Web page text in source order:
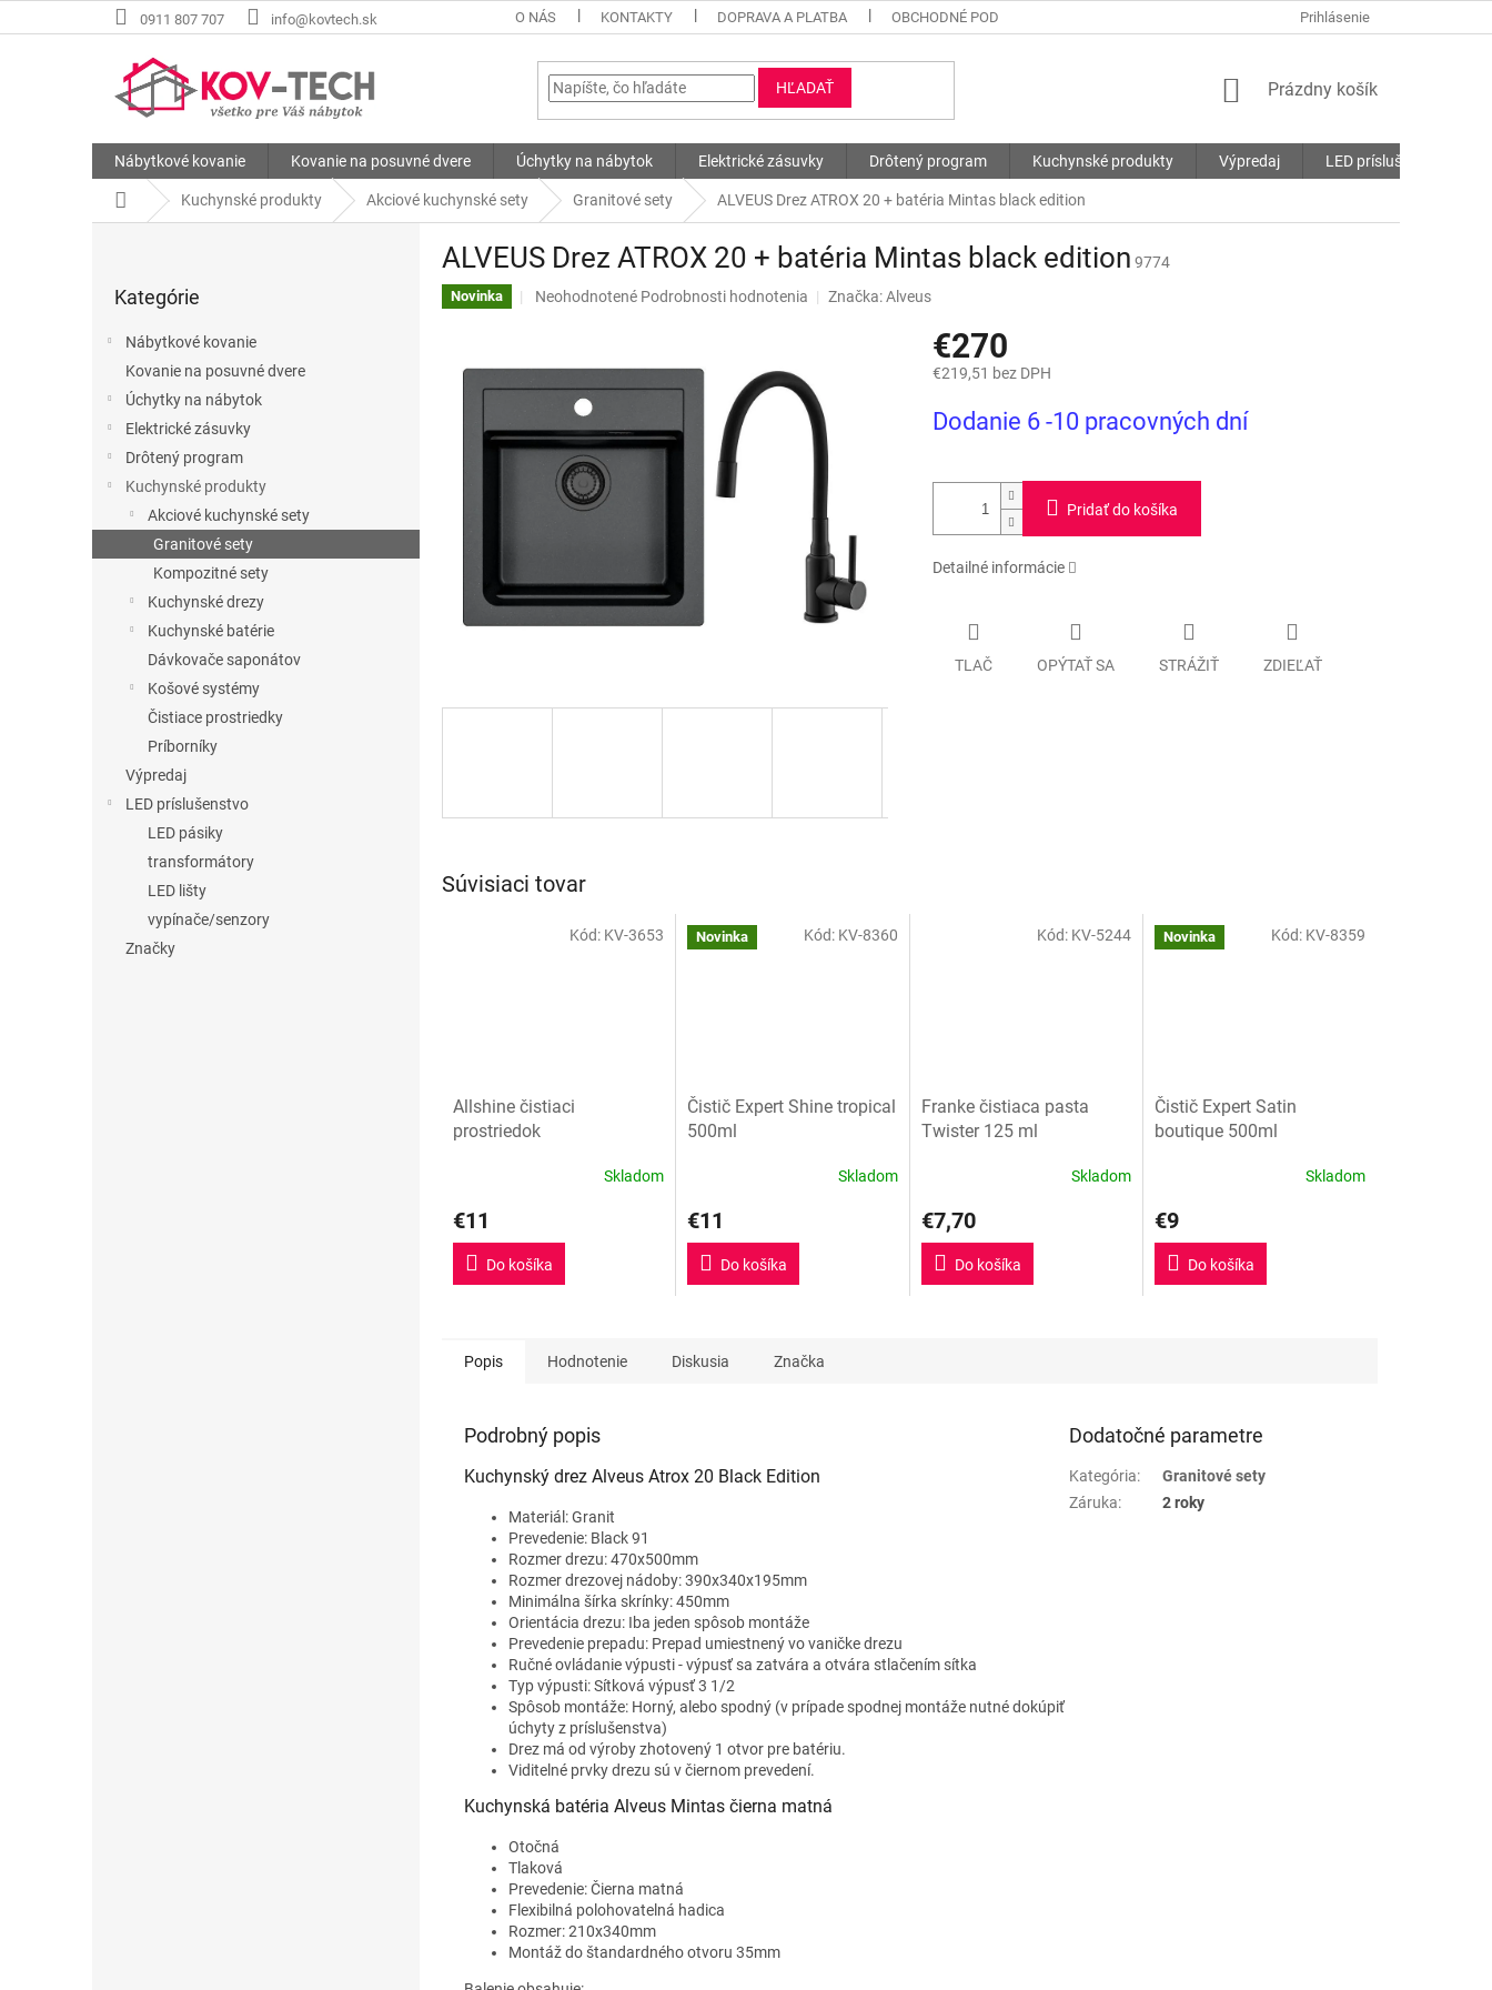
na
0911 807 707 info@kovtech.sk O NÁS KONTAKTY DOPRAVA A PLATBA OBCHODNÉ PODMIENKY SÚBORY COOKIES
Prihlásenie
HĽADAŤ
NÁKUPNÝ
Prázdny košík
Nábytkové kovanie Kovanie na posuvné dvere Úchytky na nábytok Elektrické zásuvky Drôtený program Kuchynské produkty Výpredaj LED príslušenstvo
DomovKuchynské produkty Akciové kuchynské sety Granitové sety ALVEUS Drez ATROX 20 + batéria Mintas black edition
kategórie
Kategórie
Nábytkové kovanie
Kovanie na posuvné dvere
Úchytky na nábytok
Elektrické zásuvky
Drôtený program
Kuchynské produkty
Akciové kuchynské sety
Granitové sety
Kompozitné sety
Kuchynské drezy
Kuchynské batérie
Dávkovače saponátov
Košové systémy
Čistiace prostriedky
Príborníky
Výpredaj
LED príslušenstvo
LED pásiky
transformátory
LED lišty
vypínače/senzory
Značky
ALVEUS Drez ATROX 20 + batéria Mintas black edition 9774
Novinka
Priemerné
hviezdičiek.
Neohodnotené Podrobnosti hodnotenia Značka:Alveus
€270
€219,51 bez DPH
cena:
Dodanie 6 -10 pracovných dní
Pridať do košíka
Detailné informácie
TLAČ OPÝTAŤ SA STRÁŽIŤ ZDIEĽAŤ
Súvisiaci tovar
Allshine čistiaci
prostriedok
Skladom
€11
Do košíka
Kód: KV-3653 Novinka
Čistič Expert Shine tropical
500ml
Skladom
€11
Do košíka
Kód: KV-8360
Franke čistiaca pasta
Twister 125 ml
produktu
je
z
Skladom
€7,70
Do košíka
Kód: KV-5244 Novinka
Čistič Expert Satin
boutique 500ml
Skladom
€9
Do košíka
Kód: KV-8359
Popis Hodnotenie Diskusia Značka
Podrobný popis
Kuchynský drez Alveus Atrox 20 Black Edition
Materiál: Granit
Prevedenie: Black 91
Rozmer drezu: 470x500mm
Rozmer drezovej nádoby: 390x340x195mm
Minimálna šírka skrínky: 450mm
Orientácia drezu: Iba jeden spôsob montáže
Prevedenie prepadu: Prepad umiestnený vo vaničke drezu
Ručné ovládanie výpusti - výpusť sa zatvára a otvára stlačením sítka
Typ výpusti: Sítková výpusť 3 1/2
Spôsob montáže: Horný, alebo spodný (v prípade spodnej montáže nutné dokúpiť
úchyty z príslušenstva)
Drez má od výroby zhotovený 1 otvor pre batériu.
Viditelné prvky drezu sú v čiernom prevedení.
Kuchynská batéria Alveus Mintas čierna matná
Otočná
Tlaková
Prevedenie: Čierna matná
Flexibilná polohovatelná hadica
Rozmer: 210x340mm
Montáž do štandardného otvoru 35mm
Dodatočné parametre
Kategória:
Granitové sety
Záruka: 2 roky